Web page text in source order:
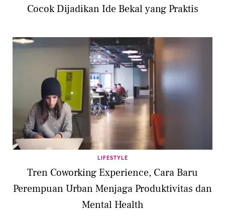
Cocok Dijadikan Ide Bekal yang Praktis
LIFESTYLE
Tren Coworking Experience, Cara Baru
Perempuan Urban Menjaga Produktivitas dan
Mental Health